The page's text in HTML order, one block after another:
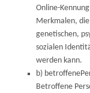
Online-
Merkmalen, die
genetischen,
sozialen
werden kann.
b)
Betroffene